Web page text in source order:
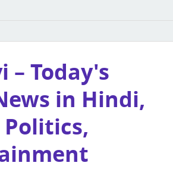
– Today's
in Hindi,